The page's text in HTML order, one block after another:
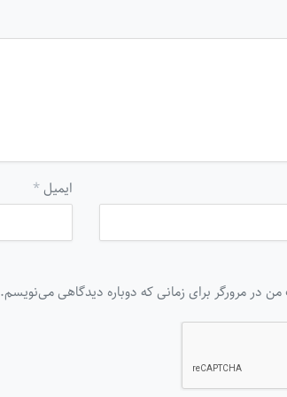
ایمیل*
در مرورگر برای زمانی که دوباره دیدگاهی می‌نویسم.